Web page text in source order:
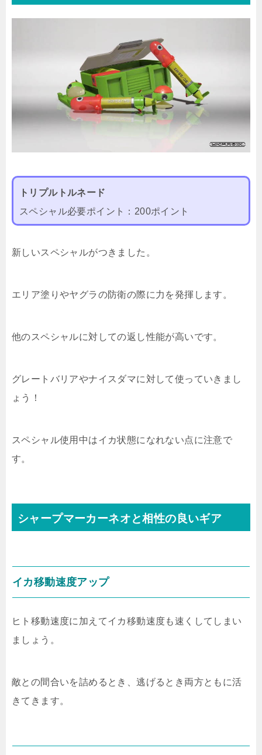
トリプルトルネード
スペシャル必要ポイント：200ポイント
新しいスペシャルがつきました。
エリア塗りやヤグラの防衛の際に力を発揮します。
他のスペシャルに対しての返し性能が高いです。
グレートバリアやナイスダマに対して使っていきまし
ょう！
スペシャル使用中はイカ状態になれない点に注意で
す。
シャープマーカーネオと相性の良いギア
イカ移動速度アップ
ヒト移動速度に加えてイカ移動速度も速くしてしまい
ましょう。
敵との間合いを詰めるとき、逃げるとき両方ともに活
きてきます。